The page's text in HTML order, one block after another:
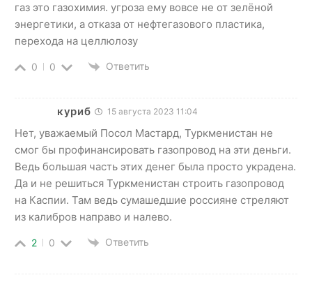
газ это газохимия. угроза ему вовсе не от зелёной
энергетики, а отказа от нефтегазового пластика,
перехода на целлюлозу
0 0 Ответить
куриб 15 августа 2023 11:04
Нет, уважаемый Посол Мастард, Туркменистан не
смог бы профинансировать газопровод на эти деньги.
Ведь большая часть этих денег была просто украдена.
Да и не решиться Туркменистан строить газопровод
на Каспии. Там ведь сумашедшие россияне стреляют
из калибров направо и налево.
2 0 Ответить